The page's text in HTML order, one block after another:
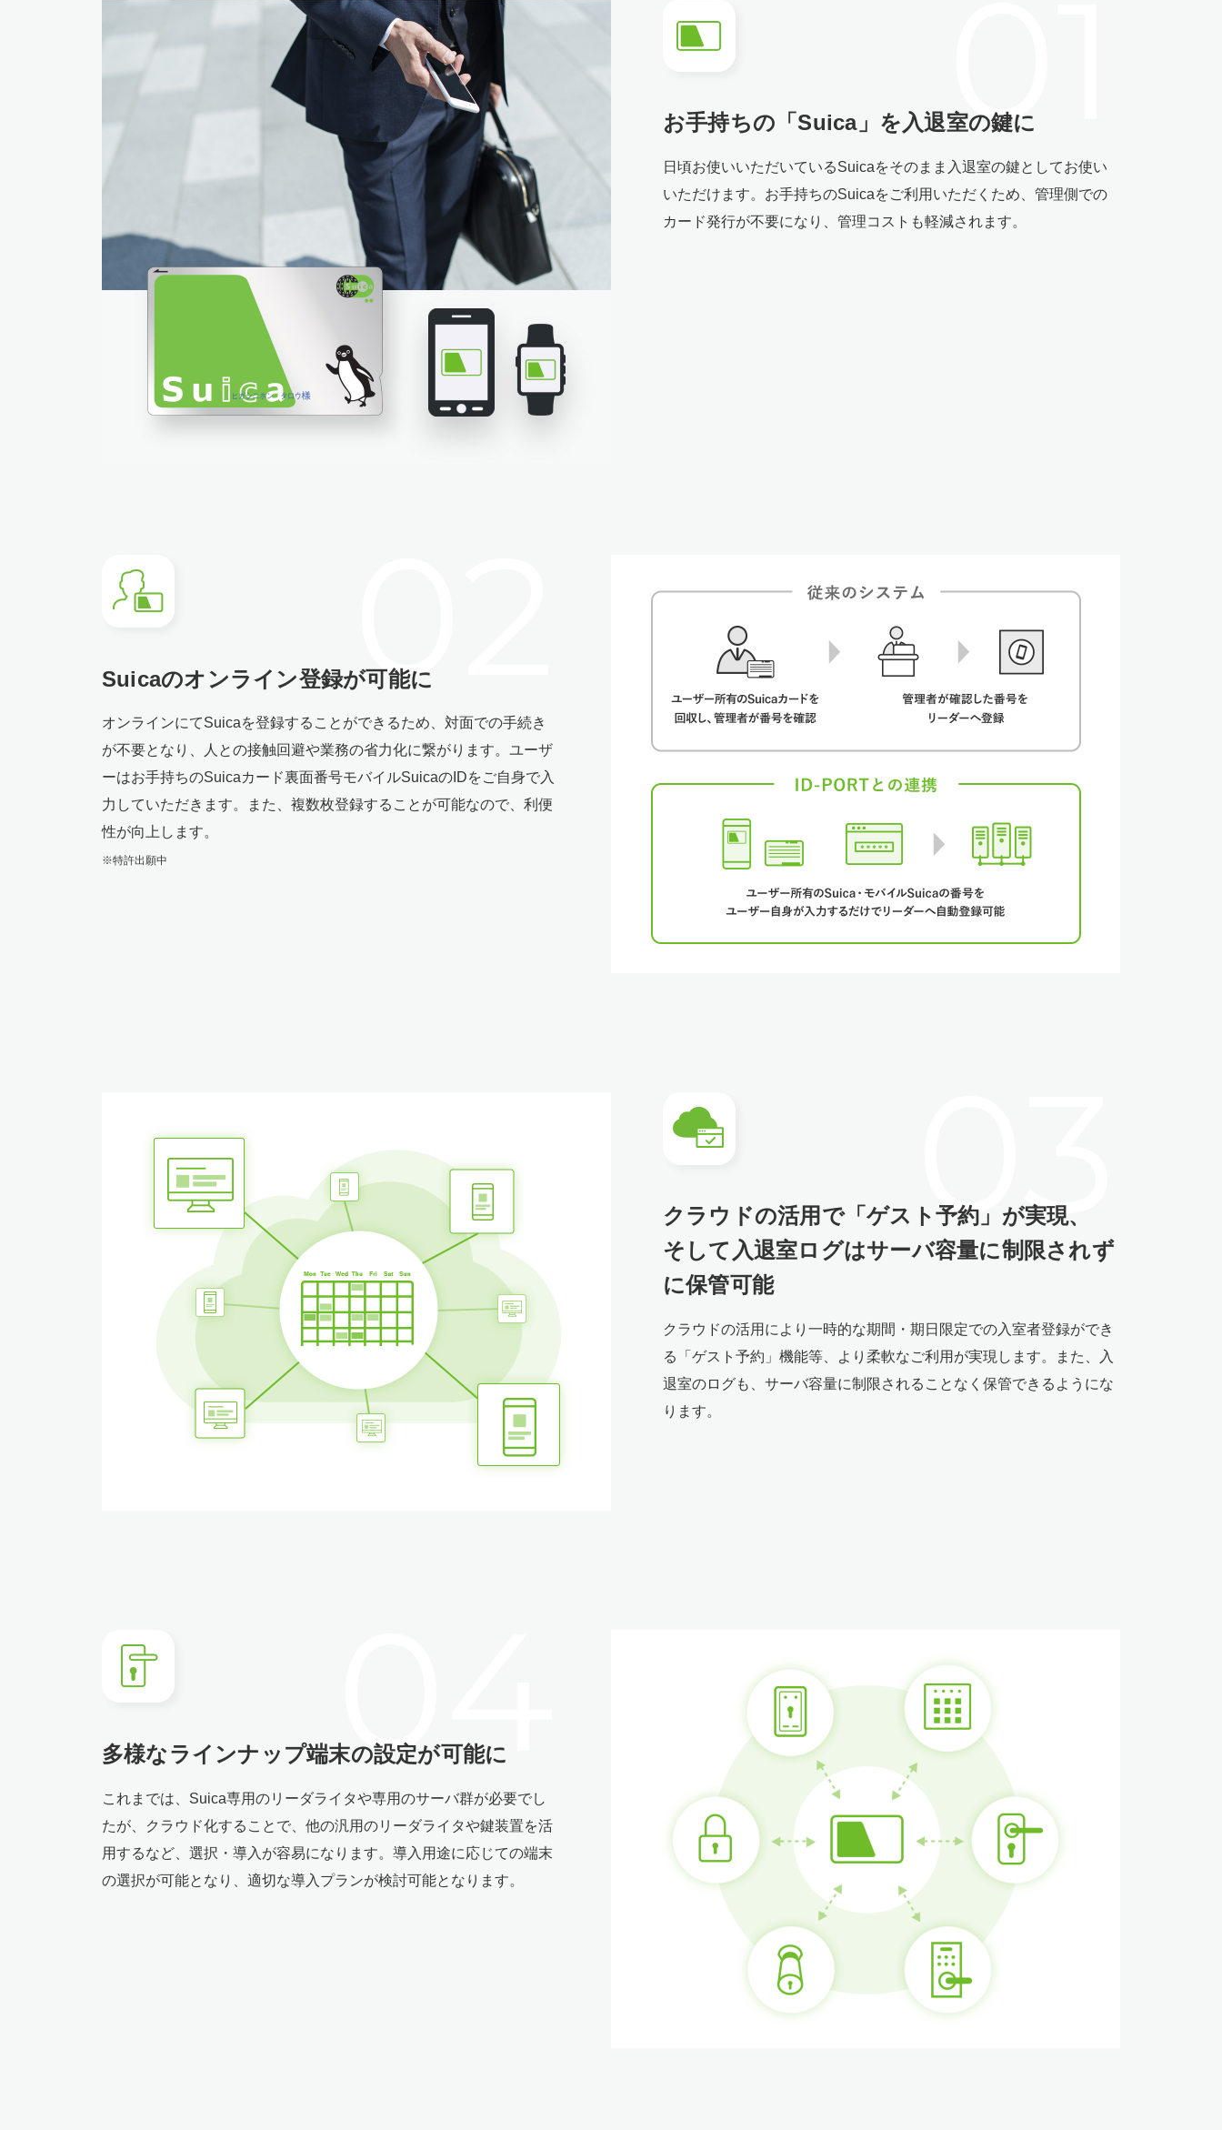
お手持ちの「Suica」を 入退室の鍵に
日頃お使いいただいているSuicaをそのまま入退室の鍵としてお使い
いただけます。お手持ちのSuicaをご利用いただくため、管理側での
カード発行が不要になり、管理コストも軽減されます。
Suicaのオンライン登録が可能に
オンラインにてSuicaを登録することができるため、対面での手続き
が不要となり、人との接触回避や業務の省力化に繋がります。ユーザ
ーはお手持ちのSuicaカード裏面番号モバイルSuicaのIDをご自身で入
力していただきます。また、複数枚登録することが可能なので、利便
性が向上します。
※特許出願中
クラウドの活用で「ゲスト予約」が実現、
そして入退室ログはサーバ容量に制限されず
に保管可能
クラウドの活用により一時的な期間・期日限定での入室者登録ができ
る「ゲスト予約」機能等、より柔軟なご利用が実現します。また、入
退室のログも、サーバ容量に制限されることなく保管できるようにな
ります。
多様なラインナップ端末の設定が可能に
これまでは、Suica専用のリーダライタや専用のサーバ群が必要でし
たが、クラウド化することで、他の汎用のリーダライタや鍵装置を活
用するなど、選択・導入が容易になります。導入用途に応じての端末
の選択が可能となり、適切な導入プランが検討可能となります。